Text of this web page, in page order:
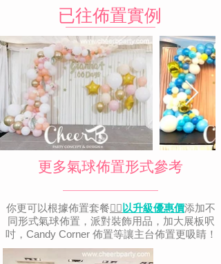
已往佈置實例
更多氣球佈置形式參考
你更可以根據佈置套餐👉🏻 以升級優惠價添加不
同形式氣球佈置，派對裝飾用品，加大展板呎
吋，Candy Corner 佈置等讓主台佈置更吸睛！